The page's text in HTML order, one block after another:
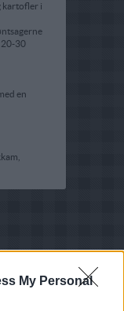
My Personal
kartofler i
20-30
en